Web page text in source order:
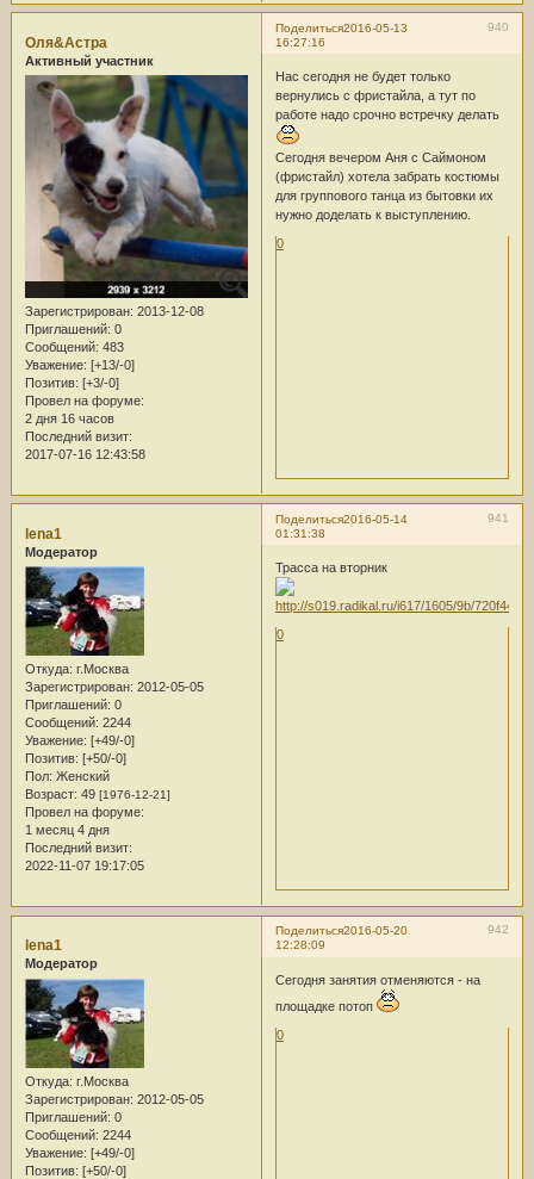
Поделиться 940
2016-05-13
16:27:16
Оля&Астра
Активный участник
Зарегистрирован: 2013-12-08
Приглашений: 0
Сообщений: 483
Уважение: [+13/-0]
Позитив: [+3/-0]
Провел на форуме:
2 дня 16 часов
Последний визит:
2017-07-16 12:43:58
Нас сегодня не будет только
вернулись с фристайла, а тут по
работе надо срочно встречку делать
Сегодня вечером Аня с Саймоном
(фристайл) хотела забрать костюмы
для группового танца из бытовки их
нужно доделать к выступлению.
0
Поделиться 941
2016-05-14
01:31:38
lena1
Модератор
Откуда: г.Москва
Зарегистрирован: 2012-05-05
Приглашений: 0
Сообщений: 2244
Уважение: [+49/-0]
Позитив: [+50/-0]
Пол: Женский
Возраст: 49 [1976-12-21]
Провел на форуме:
1 месяц 4 дня
Последний визит:
2022-11-07 19:17:05
Трасса на вторник
0
Поделиться 942
2016-05-20
12:28:09
lena1
Модератор
Откуда: г.Москва
Зарегистрирован: 2012-05-05
Приглашений: 0
Сообщений: 2244
Уважение: [+49/-0]
Позитив: [+50/-0]
Сегодня занятия отменяются - на
площадке потоп
0